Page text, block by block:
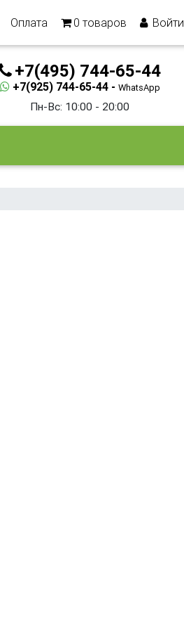
Оплата 0 товаров Войти
+7(495) 744-65-44
+7(925) 744-65-44 - WhatsApp
Пн-Вс: 10:00 - 20:00